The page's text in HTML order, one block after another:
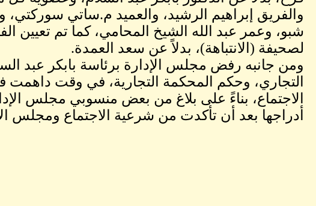
والفريق إبراهيم الرشيد، والعميد م.ساتي
شبو، وعمر عبد الله الشيخ المحامي، كما تم تعيين
لصحيفة (الانتباهة)، بدلاً عن سعد العمدة.
ومن جانبه رفض مجلس الإدارة برئاسة بابكر عبد
التجاري، وحكم المحكمة التجارية، في وقت
الاجتماع، بناءً على بلاغ من بعض منسوبي مجلس
أدراجها بعد أن تأكدت من شرعية الاجتماع ومجلس